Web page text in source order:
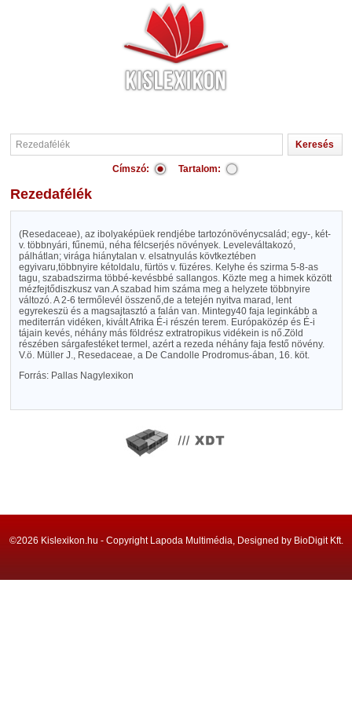
Címszó: Tartalom:
Rezedafélék
(Resedaceae), az ibolyaképüek rendjébe tartozónövénycsalád; egy-, két-
v. többnyári, fűnemü, néha félcserjés növények. Leveleváltakozó,
pálhátlan; virága hiánytalan v. elsatnyulás kövtkeztében
egyivaru,többnyire kétoldalu, fürtös v. füzéres. Kelyhe és szirma 5-8-as
tagu, szabadszirma többé-kevésbbé sallangos. Közte meg a himek között
mézfejtődiszkusz van.A szabad him száma meg a helyzete többnyire
változó. A 2-6 termőlevél összenő,de a tetején nyitva marad, lent
egyrekeszü és a magsajtasztó a falán van. Mintegy40 faja leginkább a
mediterrán vidéken, kivált Afrika É-i részén terem. Európaközép és É-i
tájain kevés, néhány más földrész extratropikus vidékein is nő.Zöld
részében sárgafestéket termel, azért a rezeda néhány faja festő növény.
V.ö. Müller J., Resedaceae, a De Candolle Prodromus-ában, 16. köt.
Forrás: Pallas Nagylexikon
©2026 Kislexikon.hu - Copyright Lapoda Multimédia, Designed by BioDigit Kft.